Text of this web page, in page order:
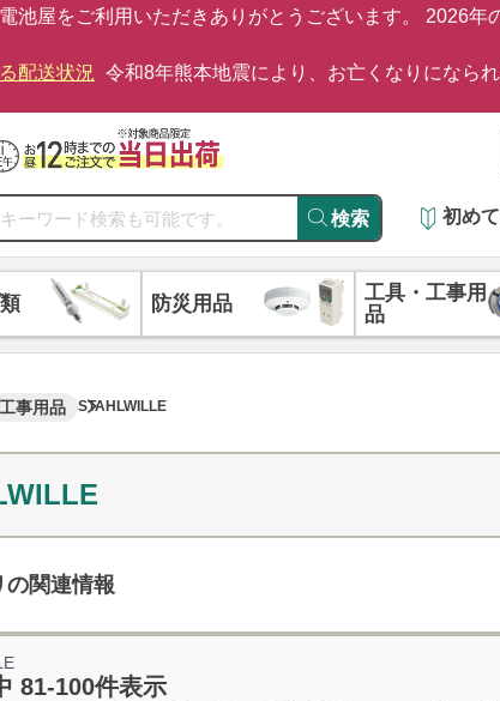
池屋をご利用いただきありがとうございます。 2026
配送状況 令和8年熊本地震により、お亡くなりになら
検索 初め
防災用品
工具・工事用
品
事用品 STAHLWILLE
の関連情報
81-100件表示